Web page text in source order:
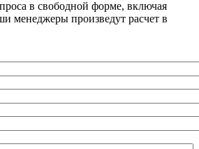
в свободной форме, включая
менеджеры произведут расчет в